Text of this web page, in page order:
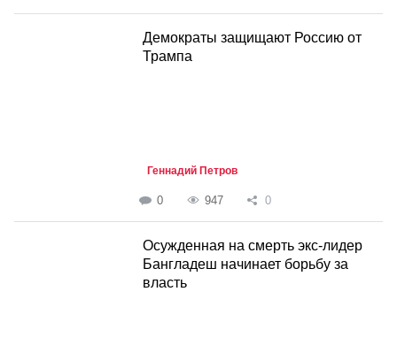
Демократы защищают Россию от
Трампа
Геннадий Петров
0 947 0
Осужденная на смерть экс-лидер
Бангладеш начинает борьбу за
власть